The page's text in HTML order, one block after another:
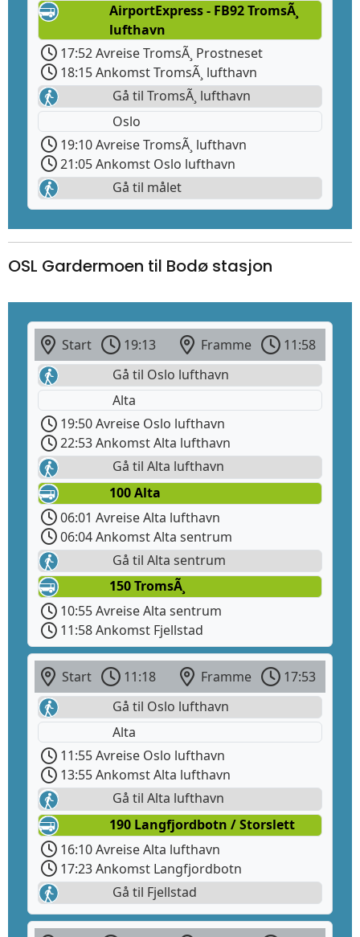
AirportExpress - FB92 TromsÃ¸
lufthavn
17:52 Avreise TromsÃ¸ Prostneset
18:15 Ankomst TromsÃ¸ lufthavn
Gå til TromsÃ¸ lufthavn
Oslo
19:10 Avreise TromsÃ¸ lufthavn
21:05 Ankomst Oslo lufthavn
Gå til målet
OSL Gardermoen til Bodø stasjon
Start 19:13 Framme
11:58
Gå til Oslo lufthavn
Alta
19:50 Avreise Oslo lufthavn
22:53 Ankomst Alta lufthavn
Gå til Alta lufthavn
100 Alta
06:01 Avreise Alta lufthavn
06:04 Ankomst Alta sentrum
Gå til Alta sentrum
150 TromsÃ¸
10:55 Avreise Alta sentrum
11:58 Ankomst Fjellstad
Start 11:18 Framme
17:53
Gå til Oslo lufthavn
Alta
11:55 Avreise Oslo lufthavn
13:55 Ankomst Alta lufthavn
Gå til Alta lufthavn
190 Langfjordbotn / Storslett
16:10 Avreise Alta lufthavn
17:23 Ankomst Langfjordbotn
Gå til Fjellstad